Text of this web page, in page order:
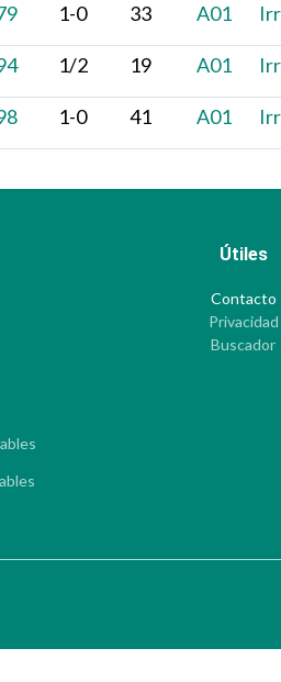
1-0 33 A01
1/2 19 A01
1-0 41 A01
Útiles
Contacto
Privacidad
Buscador